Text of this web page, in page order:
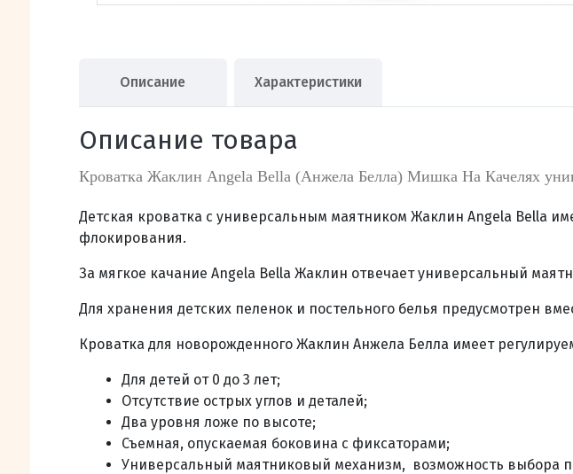
Описание Характеристики
Описание товара
Кроватка Жаклин Angela Bella (Анжела Белла) Мишка На Качелях
Детская кроватка с универсальным маятником Жаклин Angela Bella
флокирования.
За мягкое качание Angela Bella Жаклин отвечает универсальный
Для хранения детских пеленок и постельного белья предусмотрен
Кроватка для новорожденного Жаклин Анжела Белла имеет
Для детей от 0 до 3 лет;
Отсутствие острых углов и деталей;
Два уровня ложе по высоте;
Съемная, опускаемая боковина с фиксаторами;
Универсальный маятниковый механизм, возможность выбора